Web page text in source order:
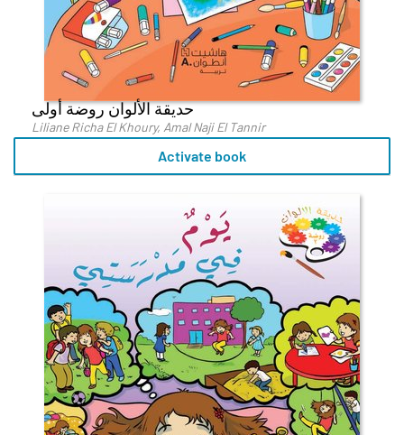
حديقة الألوان روضة أولى
Liliane Richa El Khoury, Amal Naji El Tannir
Activate book